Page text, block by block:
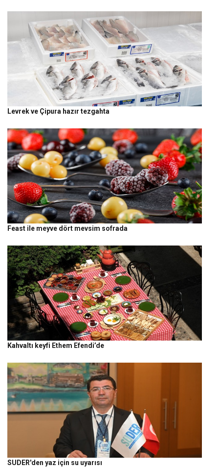
Levrek ve Çipura hazır tezgahta
Feast ile meyve dört mevsim sofrada
Kahvaltı keyfi Ethem Efendi’de
SUDER'den yaz için su uyarısı